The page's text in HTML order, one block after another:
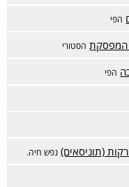
הפי
המפסקת הסטורי
הפי
(תוניסאים) נפש חיה.